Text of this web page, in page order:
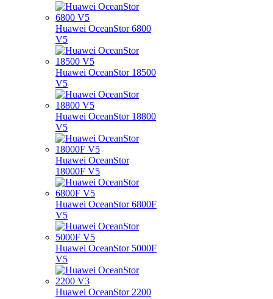
Huawei OceanStor 6800
V5
Huawei OceanStor 18500
V5
Huawei OceanStor 18800
V5
Huawei OceanStor
18000F V5
Huawei OceanStor 6800F
V5
Huawei OceanStor 5000F
V5
Huawei OceanStor 2200